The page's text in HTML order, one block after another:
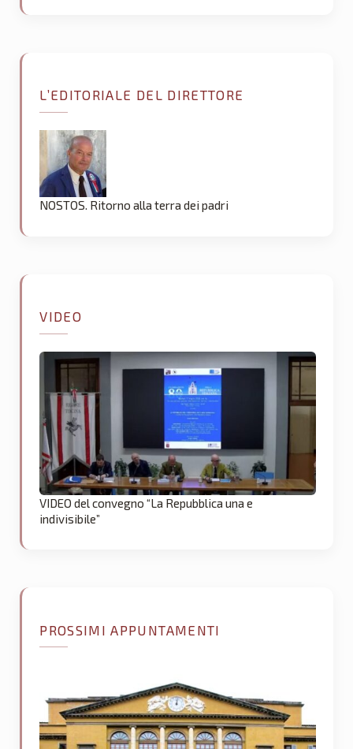
L’EDITORIALE DEL DIRETTORE
NOSTOS. Ritorno alla terra dei padri
VIDEO
VIDEO del convegno “La Repubblica una e
indivisibile”
PROSSIMI APPUNTAMENTI